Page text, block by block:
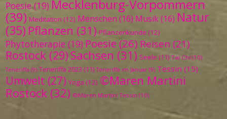
Poesie(19) Mecklenburg-Vorpommern
(39) Meditation (12) Menschen (16) Musik(16) Natur
(35) Pflanzen (31) Pflanzenkunde (12)
Phytotherapie (19) Poesie (26) Reisen (21)
Rostock (29) Sachsen (31) Seele (11) Tai Chi (10)
Teneriffa (9) Teneriffa 2023 (11) Teneriffa im Januar (9) Tessin (15)
Umwelt (27) Yoga (12) ©Maren Martini
Rostock (32) ©Maren Martini Tessin (10)